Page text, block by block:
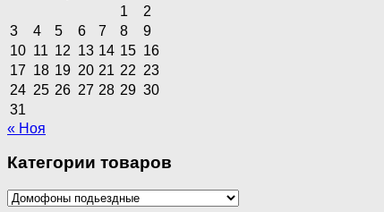
1
2
3
4 5 6 7 8
9
10 11 12 13 14 15 16
17 18 19 20 21 22 23
24 25 26 27 28 29 30
31
« Ноя
Категории товаров